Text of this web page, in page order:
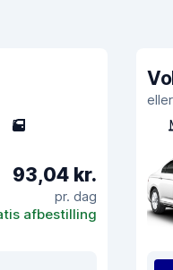
5
93,04 kr.
pr. dag
afbestilling